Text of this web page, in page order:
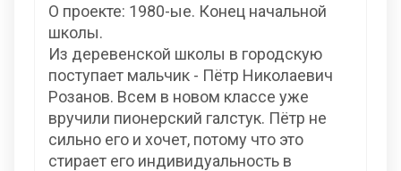
О проекте: 1980-ые. Конец начальной
школы.
Из деревенской школы в городскую
поступает мальчик - Пётр Николаевич
Розанов. Всем в новом классе уже
вручили пионерский галстук. Пётр не
сильно его и хочет, потому что это
стирает его индивидуальность в